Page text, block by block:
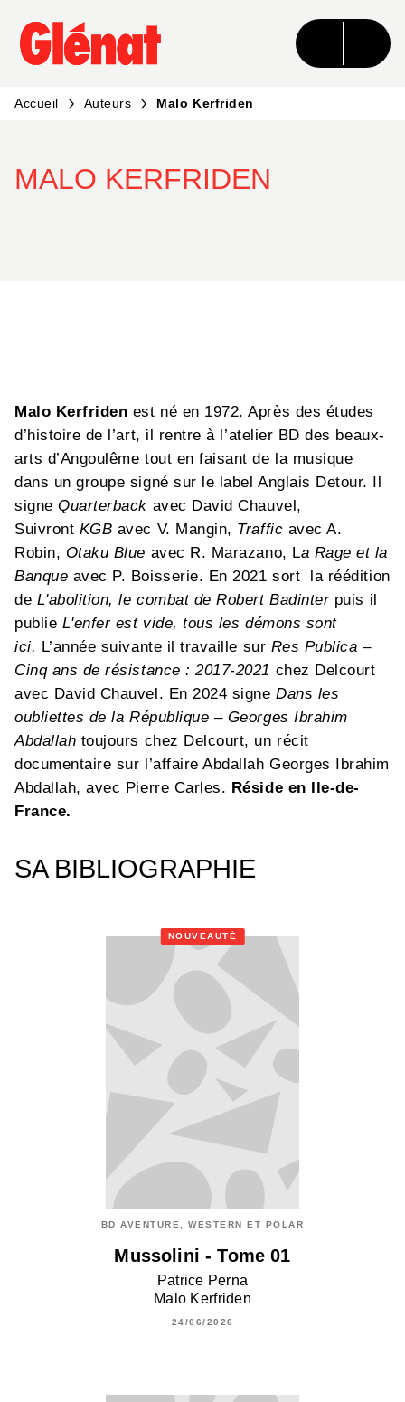
MENU RECHERCHE CONTENU
PIED DE PAGE
Accueil Auteurs Malo Kerfriden
MALO KERFRIDEN
Malo Kerfriden est né en 1972. Après des études
d’histoire de l’art, il rentre à l’atelier BD des beaux-
arts d’Angoulême tout en faisant de la musique
dans un groupe signé sur le label Anglais Detour. Il
signeQuarterback avec David Chauvel,
Suivront KGB avec V. Mangin, Traffic avec A.
Robin, Otaku Blue avec R. Marazano, La Rage et la
Banque avec P. Boisserie. En 2021 sort la réédition
de L'abolition, le combat de Robert Badinterpuis il
publie L'enfer est vide, tous les démons sont
ici. L’année suivante il travaille sur Res Publica –
Cinq ans de résistance : 2017-2021 chez Delcourt
avec David Chauvel. En 2024 signeDans les
oubliettes de la République – Georges Ibrahim
Abdallah toujours chez Delcourt, un récit
documentaire sur l’affaire Abdallah Georges Ibrahim
Abdallah, avec Pierre Carles. Réside en Ile-de-
France.
SA BIBLIOGRAPHIE
NOUVEAUTÉ
BD AVENTURE, WESTERN ET POLAR
Mussolini - Tome 01
Patrice Perna
Malo Kerfriden
24/06/2026